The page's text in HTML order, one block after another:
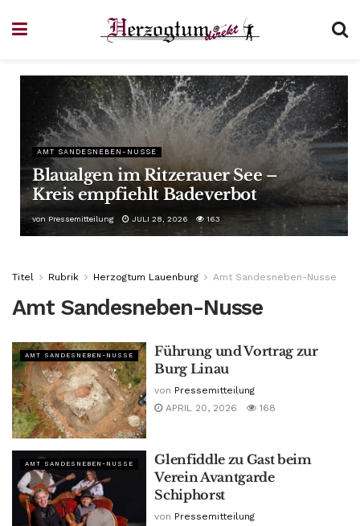
AMT SANDESNEBEN-NUSSE
Blaualgen im Ritzerauer See –
Kreis empfiehlt Badeverbot
von Pressemitteilung JULI 28, 2026 163
Titel Rubrik Herzogtum Lauenburg Amt Sandesneben-Nusse
Amt Sandesneben-Nusse
AMT SANDESNEBEN-NUSSE
Führung und Vortrag zur
Burg Linau
von Pressemitteilung
APRIL 20, 2026
168
AMT SANDESNEBEN-NUSSE
Glenfiddle zu Gast beim
Verein Avantgarde
Schiphorst
von Pressemitteilung